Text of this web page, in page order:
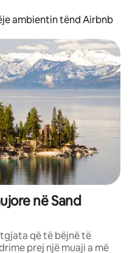
ambientin tënd Airbnb
në Sand
që të bëjnë të
prej një muaji a më